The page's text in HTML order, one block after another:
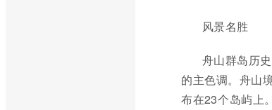
风景名胜
舟山群岛历
的主色调。舟山
布在23个岛屿上